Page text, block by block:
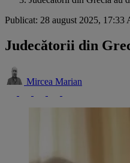
Publicat: 28 august 2025, 17:33
Judecătorii din
Mircea Marian